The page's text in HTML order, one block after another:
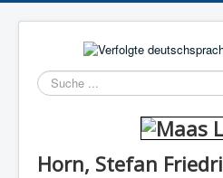
Horn, Stefan